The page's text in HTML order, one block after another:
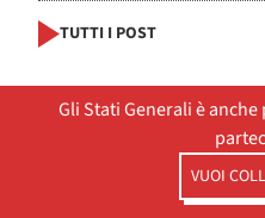
TUTTI I POST
Gli Stati Generali è
VUOI